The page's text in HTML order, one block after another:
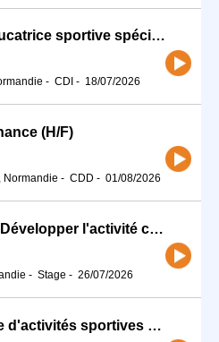
Educateur sportif / Educatrice sportive spécialisé(e) en activité (H/F)
- CDI - 18/07/2026
(H/F)
Normandie - CDD - 01/08/2026
STAGE COMMERCE - Développer l'activité commerciale de ton sport (H/F)
- Stage - 26/07/2026
Educateur / Educatrice d'activités sportives (H/F)